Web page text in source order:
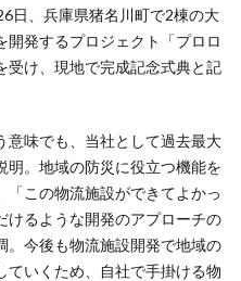
日、兵庫県猪名川町で2棟の大
発するプロジェクト「プロロ
受け、現地で完成記念式典と記
意味でも、当社として過去最大
明。地域の防災に役立つ機能を
「この物流施設ができてよかっ
けるような開発のアプローチの
。今後も物流施設開発で地域の
ていくため、自社で手掛ける物